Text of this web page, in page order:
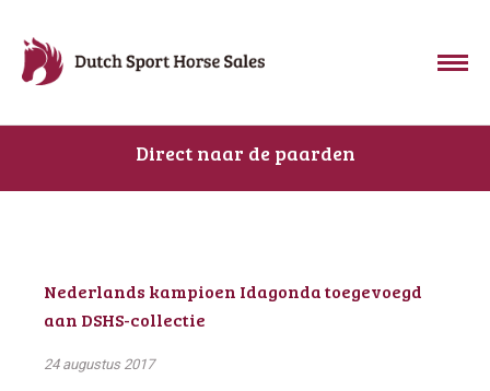
Direct naar de paarden
Nederlands kampioen Idagonda toegevoegd
aan DSHS-collectie
24 augustus 2017